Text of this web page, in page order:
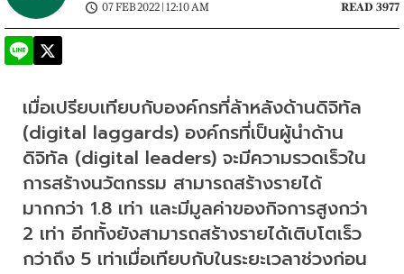
07 FEB 2022 | 12:10 AM
READ 3977
เมื่อเปรียบเทียบกับองค์กรที่ล้าหลังด้านดิจิทัล
(digital laggards) องค์กรที่เป็นผู้นำด้าน
ดิจิทัล (digital leaders) จะมีความรวดเร็วใน
การสร้างนวัตกรรม สามารถสร้างรายได้
มากกว่า 1.8 เท่า และมีมูลค่าของกิจการสูงกว่า
2 เท่า อีกทั้งยังสามารถสร้างรายได้เติบโตเร็ว
กว่าถึง 5 เท่าเมื่อเทียบกับในระยะเวลาช่วงก่อน